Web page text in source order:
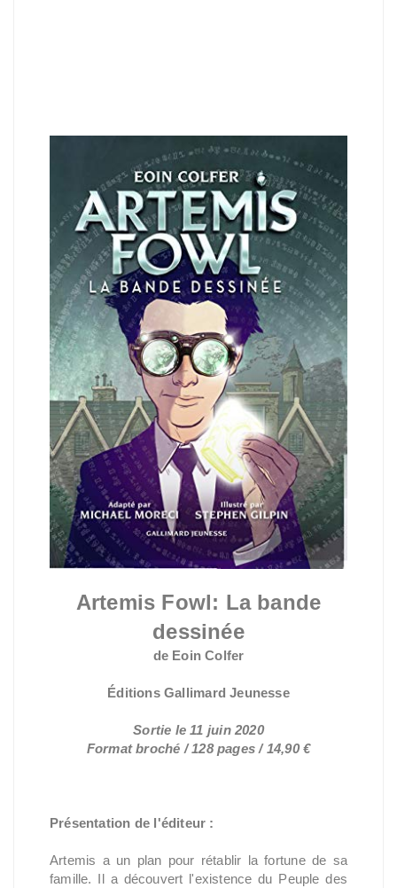
Artemis Fowl: La bande
dessinée
de Eoin Colfer
Éditions Gallimard Jeunesse
Sortie le 11 juin 2020
Format broché / 128 pages / 14,90 €
Présentation de l'éditeur :
Artemis a un plan pour rétablir la fortune de sa
famille. Il a découvert l'existence du Peuple des